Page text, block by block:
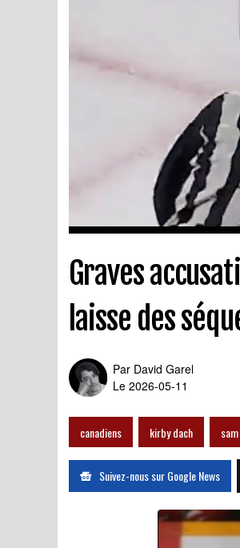
Graves
laisse des
Par David Garel
Le 2026-05-11
canadiens kirby dach
Suivez-nous sur Google News